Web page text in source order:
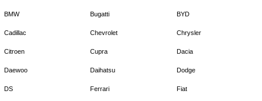
BMW Bugatti BYD
Cadillac Chevrolet Chrysler
Citroen Cupra Dacia
Daewoo Daihatsu Dodge
DS Ferrari Fiat